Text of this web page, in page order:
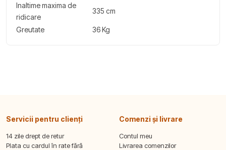
Inaltime maxima de
ridicare
335 cm
Greutate 36 Kg
Servicii pentru clienți
14 zile drept de retur
Plata cu cardul în rate fără
Comenzi și livrare
Contul meu
Livrarea comenzilor